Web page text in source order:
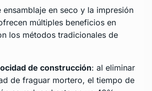
ensamblaje en seco y la impresión
múltiples beneficios en
los métodos tradicionales de
de construcción: al eliminar
de fraguar mortero, el tiempo de